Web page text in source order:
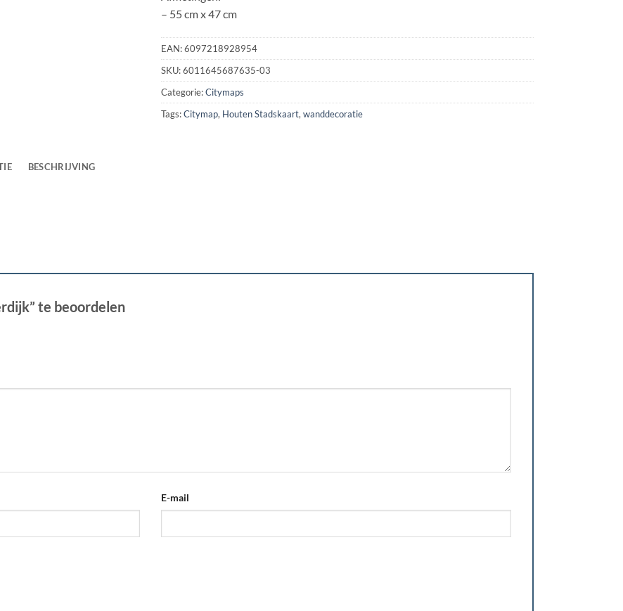
– 55 cm x 47 cm
EAN:6097218928954
SKU:6011645687635-03
Categorie:Citymaps
Tags:Citymap, Houten Stadskaart,wanddecoratie
BESCHRIJVING
te beoordelen
E-mail